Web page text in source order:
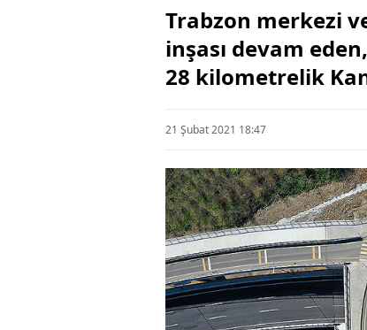
Trabzon merkezi
inşası devam
28 kilometrelik
21 Şubat 2021 18:47